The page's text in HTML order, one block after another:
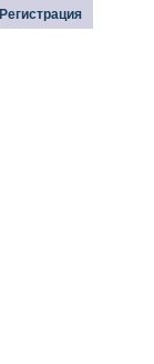
Регистрация